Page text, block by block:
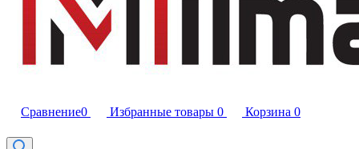
Сравнение0 Избранные товары 0 Корзина 0